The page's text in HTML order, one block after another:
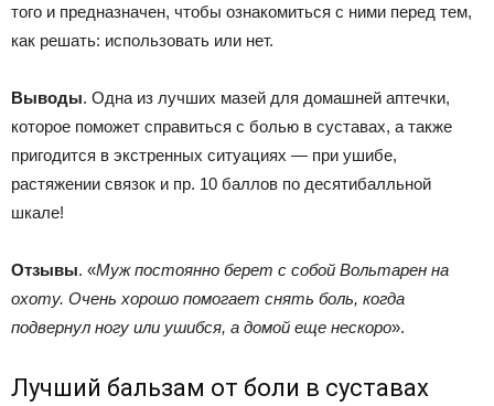
того и предназначен, чтобы ознакомиться с ними перед тем,
как решать: использовать или нет.
Выводы. Одна из лучших мазей для домашней аптечки,
которое поможет справиться с болью в суставах, а также
пригодится в экстренных ситуациях — при ушибе,
растяжении связок и пр. 10 баллов по десятибалльной
шкале!
Отзывы. «Муж постоянно берет с собой Вольтарен на
охоту. Очень хорошо помогает снять боль, когда
подвернул ногу или ушибся, а домой еще нескоро».
Лучший бальзам от боли в суставах